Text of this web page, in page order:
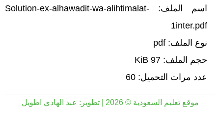
اسم الملف: Solution-ex-alhawadit-wa-alihtimalat-
1inter.pdf
نوع الملف: pdf
حجم الملف: 97 KiB
عدد مرات التحميل: 60
موقع تعليم السعودية © 2026 | تطوير: عبد الهادي اطويل